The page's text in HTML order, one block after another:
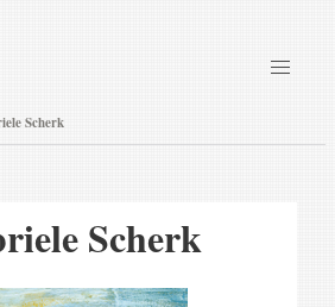
Scherk
Scherk